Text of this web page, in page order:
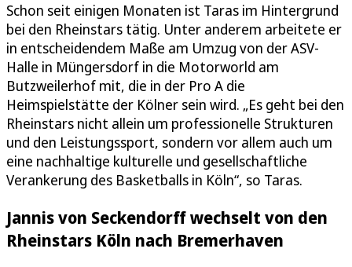
Schon seit einigen Monaten ist Taras im Hintergrund
bei den Rheinstars tätig. Unter anderem arbeitete er
in entscheidendem Maße am Umzug von der ASV-
Halle in Müngersdorf in die Motorworld am
Butzweilerhof mit, die in der Pro A die
Heimspielstätte der Kölner sein wird. „Es geht bei den
Rheinstars nicht allein um professionelle Strukturen
und den Leistungssport, sondern vor allem auch um
eine nachhaltige kulturelle und gesellschaftliche
Verankerung des Basketballs in Köln“, so Taras.
Jannis von Seckendorff wechselt von den
Rheinstars Köln nach Bremerhaven